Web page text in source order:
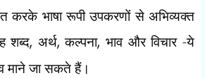
करके भाषा रूपी उपकरणों से अभिव्यक्त
शब्द, अर्थ,कल्पना,भाव और विचार -ये
माने जा सकते हैं।